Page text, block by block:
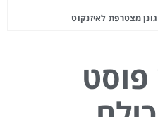
מצטרפת לאיזנקוט
פוסט